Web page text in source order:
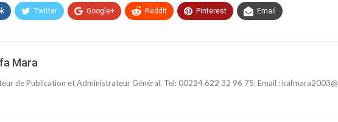
Twitter Google+ ReddIt Pinterest Email
Mara
de Publication et Administrateur Général. Tel: 00224 622 32 96 75. Email :